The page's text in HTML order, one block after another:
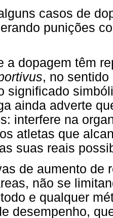
casos de
punições
a dopagem têm
, no
significado
ainda adverte
interfere na
atletas que
suas reais
de aumento de
não se
e qualquer
desempenho,